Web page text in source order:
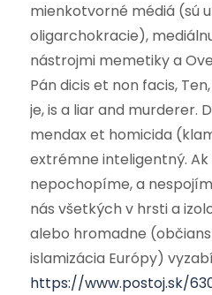
mienkotvorné médiá (sú
oligarchokracie),
nástrojmi memetiky a
Pán dicis et non facis,
je, is a liar and murderer.
mendax et homicida
extrémne inteligentný.
nepochopíme, a
nás všetkých v hrsti a
alebo hromadne
islamizácia Európy)
https://www.postoj.sk/